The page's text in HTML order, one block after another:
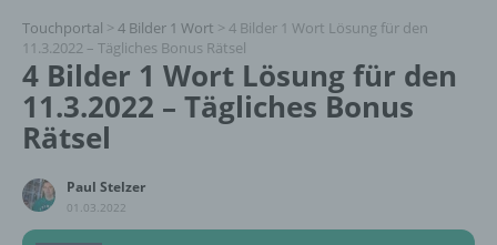
Touchportal > 4 Bilder 1 Wort > 4 Bilder 1 Wort Lösung für den
11.3.2022 – Tägliches Bonus Rätsel
4 Bilder 1 Wort Lösung für den
11.3.2022 – Tägliches Bonus
Rätsel
Paul Stelzer
01.03.2022